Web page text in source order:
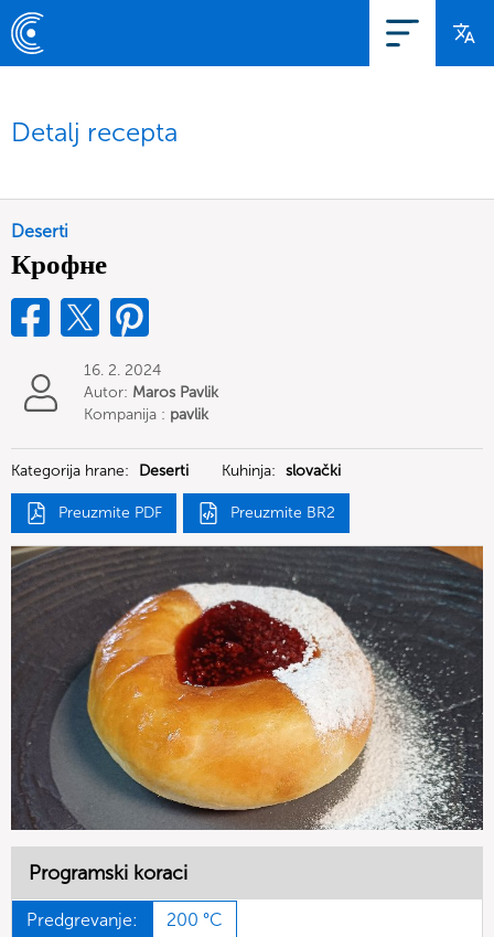
Detalj recepta
Deserti
Крофне
16. 2. 2024
Autor: Maros Pavlik
Kompanija : pavlik
Kategorija hrane: Deserti Kuhinja: slovački
Preuzmite PDF Preuzmite BR2
Programski koraci
Predgrevanje: 200 °C